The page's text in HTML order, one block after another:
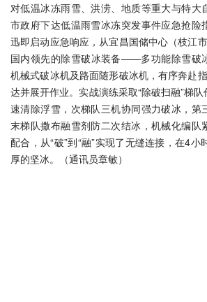
对低温冰冻雨雪、洪涝、地质等重大与特大
市政府下达低温雨雪冰冻突发事件应急抢险
迅即启动应急响应，从宜昌国储中心（枝江
国内领先的除雪破冰装备——多功能除雪破
机械式破冰机及路面随形破冰机，有序奔赴
达并展开作业。实战演练采取“除破扫融”梯
速清除浮雪，次梯队三机协同强力破冰，第
末梯队撒布融雪剂防二次结冰，机械化编队
配合，从“破”到“融”实现了无缝连接，在4
厚的坚冰。（通讯员章敏）